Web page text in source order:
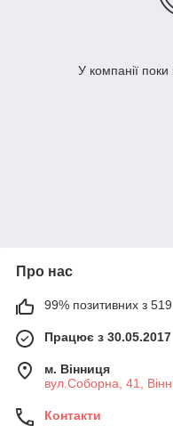
У компанії
Про нас
99% позитивних з 519
Працює з 30.05.2017
м. Вінниця
вул.Соборна, 41,
Контакти